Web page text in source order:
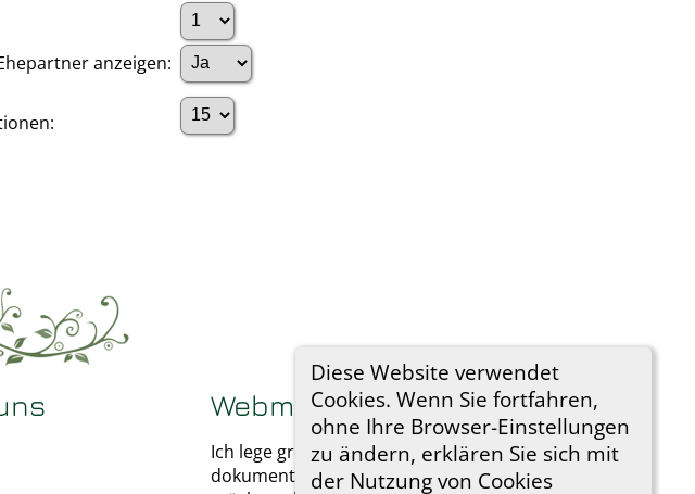
Diese Website verwendet
Cookies. Wenn Sie fortfahren,
ohne Ihre Browser-Einstellungen
zu ändern, erklären Sie sich mit
der Nutzung von Cookies
anzeigen:
Webmaster - Nachricht
Ich lege größten Wert darauf, meine Forschung zu
dokumentieren. Wenn Sie etwas hinzufügen